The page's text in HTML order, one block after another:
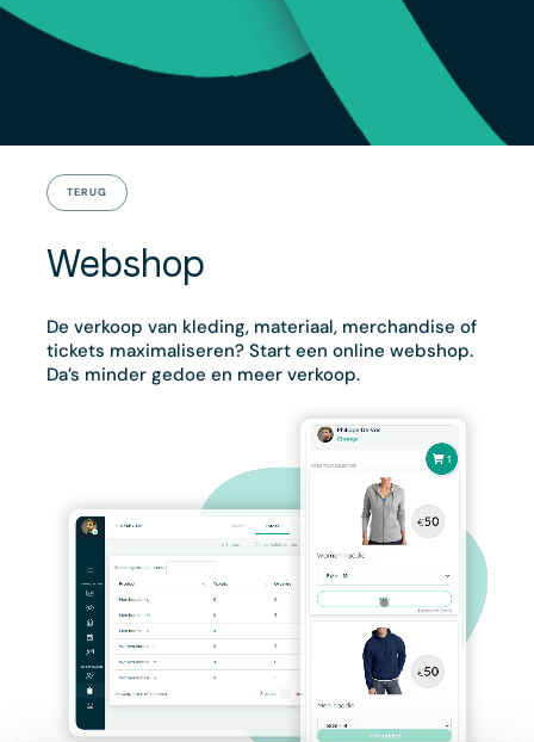
TERUG
Webshop
De verkoop van kleding, materiaal, merchandise of
tickets maximaliseren? Start een online webshop.
Da’s minder gedoe en meer verkoop.